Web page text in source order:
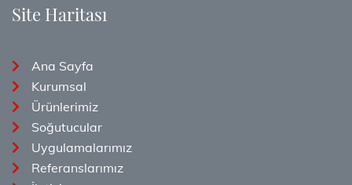
Site Haritası
Ana Sayfa
Kurumsal
Ürünlerimiz
Soğutucular
Uygulamalarımız
Referanslarımız